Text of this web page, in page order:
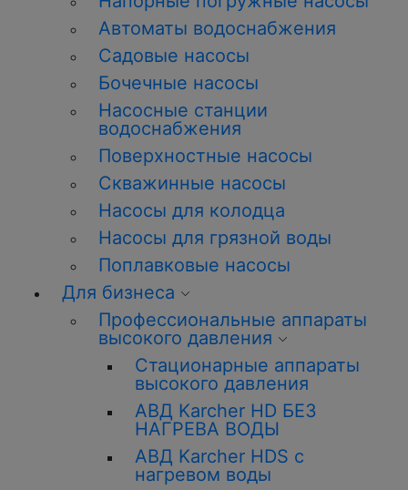
Автоматы водоснабжения
Садовые насосы
Бочечные насосы
Насосные станции
водоснабжения
Поверхностные насосы
Скважинные насосы
Насосы для колодца
Насосы для грязной воды
Поплавковые насосы
Для бизнеса
Профессиональные аппараты
высокого давления
Стационарные аппараты
высокого давления
АВД Karcher HD БЕЗ
НАГРЕВА ВОДЫ
АВД Karcher HDS с
нагревом воды